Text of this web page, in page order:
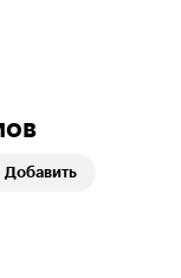
Добавить